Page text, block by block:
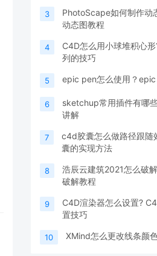
3
PhotoScape如何制作动
动态图教程
4
C4D怎么用小球堆积心
列的技巧
5 epic pen怎么使用？
6
sketchup常用插件有哪
讲解
7
c4d胶囊怎么做路径跟随
囊的实现方法
8
浩辰云建筑2021怎么破
破解教程
9
C4D渲染器怎么设置?
置技巧
10 XMind怎么更改线条颜